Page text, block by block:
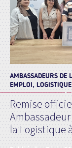
AMBASSADEURS DE
EMPLOI, LOGISTIQUE
Remise
la Logistique